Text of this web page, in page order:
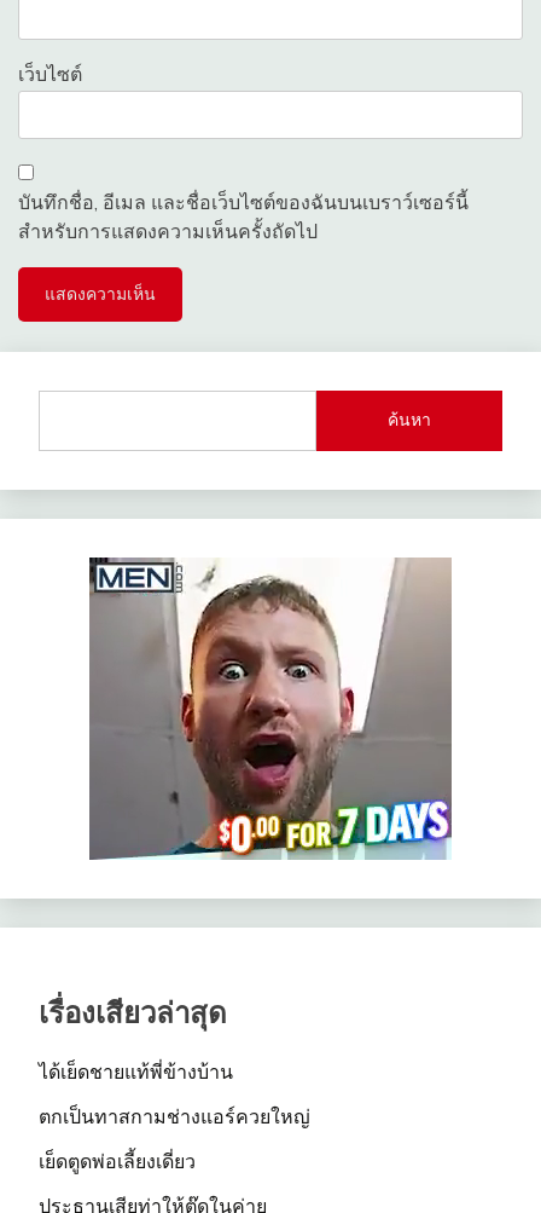
เว็บไซต์
บันทึกชื่อ, อีเมล และชื่อเว็บไซต์ของฉันบนเบราว์เซอร์นี้
สำหรับการแสดงความเห็นครั้งถัดไป
ค้นหา
เรื่องเสียวล่าสุด
ได้เย็ดชายแท้พี่ข้างบ้าน
ตกเป็นทาสกามช่างแอร์ควยใหญ่
เย็ดตูดพ่อเลี้ยงเดี่ยว
ประธานเสียท่าให้ตุ๊ดในค่าย